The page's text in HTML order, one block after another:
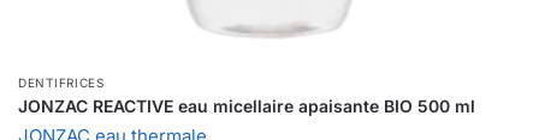
DENTIFRICES
JONZAC REACTIVE eau micellaire apaisante BIO 500 ml